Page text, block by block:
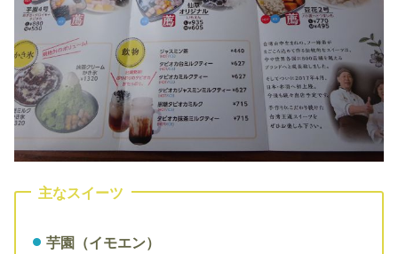
主なスイーツ
芋園（イモエン）